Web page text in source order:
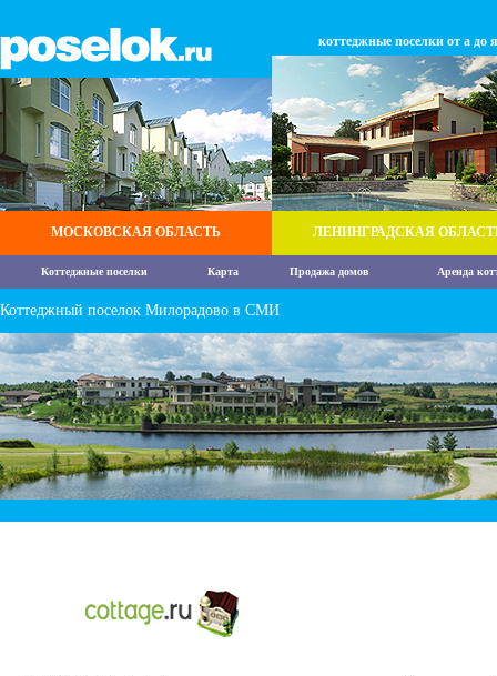
МОСКОВСКАЯ ОБЛАСТЬ
коттеджные поселки от а до я
ЛЕНИНГРАДСКАЯ
Коттеджные поселки Карта Продажа домов Аренда
Коттеджный поселок Милорадово в СМИ